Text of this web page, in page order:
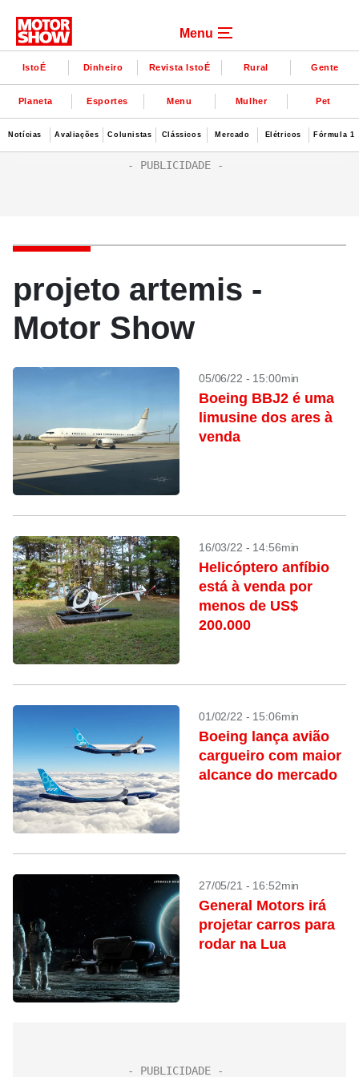
Menu
IstoÉ Dinheiro Revista IstoÉ Rural Gente
Planeta Esportes Menu Mulher Pet
Notícias Avaliações Colunistas Clássicos Mercado Elétricos Fórmula 1
projeto artemis -
Motor Show
05/06/22 - 15:00min
Boeing BBJ2 é uma
limusine dos ares à
venda
16/03/22 - 14:56min
Helicóptero anfíbio
está à venda por
menos de US$
200.000
01/02/22 - 15:06min
Boeing lança avião
cargueiro com maior
alcance do mercado
27/05/21 - 16:52min
General Motors irá
projetar carros para
rodar na Lua